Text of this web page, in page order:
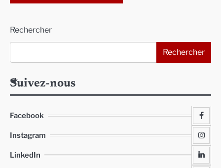
Rechercher
Rechercher
Suivez-nous
Facebook
Instagram
LinkedIn